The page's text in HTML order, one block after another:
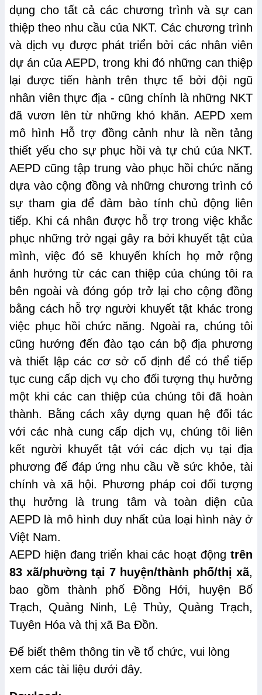
dụng cho tất cả các chương trình và sự can
thiệp theo nhu cầu của NKT. Các chương trình
và dịch vụ được phát triển bởi các nhân viên
dự án của AEPD, trong khi đó những can thiệp
lại được tiến hành trên thực tế bởi đội ngũ
nhân viên thực địa - cũng chính là những NKT
đã vươn lên từ những khó khăn. AEPD xem
mô hình Hỗ trợ đồng cảnh như là nền tảng
thiết yếu cho sự phục hồi và tự chủ của NKT.
AEPD cũng tập trung vào phục hồi chức năng
dựa vào cộng đồng và những chương trình có
sự tham gia để đảm bảo tính chủ động liên
tiếp. Khi cá nhân được hỗ trợ trong việc khắc
phục những trở ngại gây ra bởi khuyết tật của
mình, việc đó sẽ khuyến khích họ mở rộng
ảnh hưởng từ các can thiệp của chúng tôi ra
bên ngoài và đóng góp trở lại cho cộng đồng
bằng cách hỗ trợ người khuyết tật khác trong
việc phục hồi chức năng. Ngoài ra, chúng tôi
cũng hướng đến đào tạo cán bộ địa phương
và thiết lập các cơ sở cố định để có thể tiếp
tục cung cấp dịch vụ cho đối tượng thụ hưởng
một khi các can thiệp của chúng tôi đã hoàn
thành. Bằng cách xây dựng quan hệ đối tác
với các nhà cung cấp dịch vụ, chúng tôi liên
kết người khuyết tật với các dịch vụ tại địa
phương để đáp ứng nhu cầu về sức khỏe, tài
chính và xã hội. Phương pháp coi đối tượng
thụ hưởng là trung tâm và toàn diện của
AEPD là mô hình duy nhất của loại hình này ở
Việt Nam.
AEPD hiện đang triển khai các hoạt động trên
83 xã/phường tại 7 huyện/thành phố/thị xã,
bao gồm thành phố Đồng Hới, huyện Bố
Trạch, Quảng Ninh, Lệ Thủy, Quảng Trạch,
Tuyên Hóa và thị xã Ba Đồn.
Để biết thêm thông tin về tổ chức, vui lòng
xem các tài liệu dưới đây.